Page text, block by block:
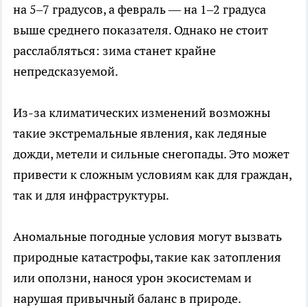
на 5–7 градусов, а февраль — на 1–2 градуса
выше среднего показателя. Однако не стоит
расслабляться: зима станет крайне
непредсказуемой.
Из-за климатических изменений возможны
такие экстремальные явления, как ледяные
дожди, метели и сильные снегопады. Это может
привести к сложным условиям как для граждан,
так и для инфраструктуры.
Аномальные погодные условия могут вызвать
природные катастрофы, такие как затопления
или оползни, нанося урон экосистемам и
нарушая привычный баланс в природе.